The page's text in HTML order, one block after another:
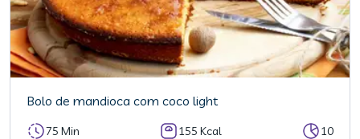
Bolo de mandioca com coco light
75 Min 155 Kcal 10